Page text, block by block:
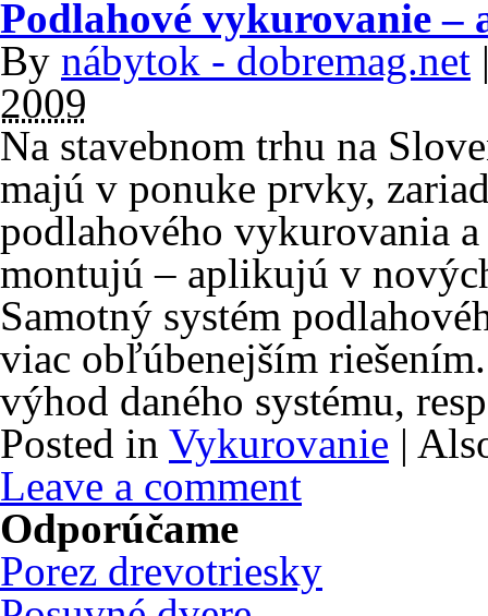
Podlahové vykurovanie –
By nábytok - dobremag.net
2009
Na stavebnom trhu na
majú v ponuke prvky,
podlahového vykurovania
montujú – aplikujú v
Samotný systém
viac obľúbenejším
výhod daného systému,
Posted in Vykurovanie |
Leave a comment
Odporúčame
Porez drevotriesky